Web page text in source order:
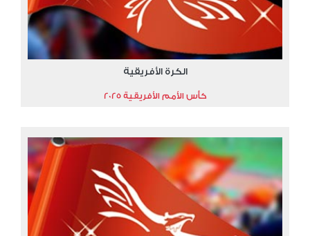
الكرة الأفريقية
كأس الأمم الأفريقية 2025